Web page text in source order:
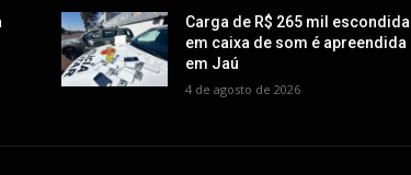
Carga de R$ 265 mil escondida
em caixa de som é apreendida
em Jaú
4 de agosto de 2026